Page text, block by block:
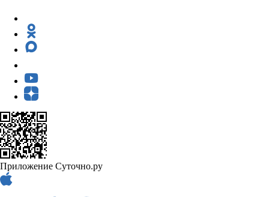
Приложение Суточно.ру